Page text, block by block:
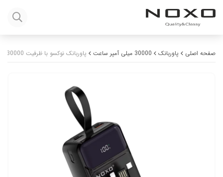
صفحه اصلی پاوربانک 30000 میلی آمپر ساعت پاوربانک نوکسو با ظرفیت 30000 میلی‌آمپر ساعت توان 22.5 وات مدل PN-3